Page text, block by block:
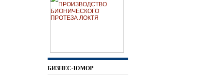
БИЗНЕС-ЮМОР